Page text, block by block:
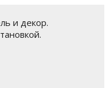
и декор.